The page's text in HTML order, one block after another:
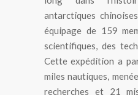
antarctiques
équipage de 159
scientifiques, des
Cette expédition a
miles nautiques,
recherches et 21